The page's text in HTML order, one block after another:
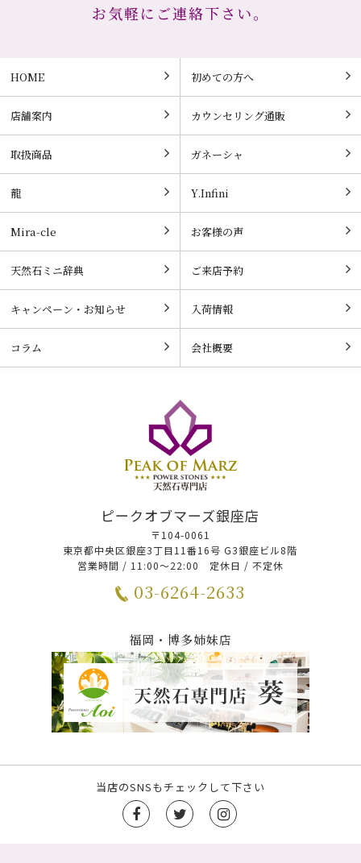
お気軽にご連絡下さい。
HOME 初めての方へ
店舗案内 カウンセリング通販
取扱商品 ガネーシャ
龍 Y.Infini
Mira-cle お客様の声
天然石ミニ辞典 ご来店予約
キャンペーン・お知らせ 入荷情報
コラム 会社概要
ピークオブマーズ銀座店
〒104-0061
東京都中央区銀座3丁目11番16号 G3銀座ビル8階
営業時間 / 11:00～22:00 定休日 / 不定休
03-6264-2633
福岡・博多姉妹店
当店のSNSもチェックして下さい